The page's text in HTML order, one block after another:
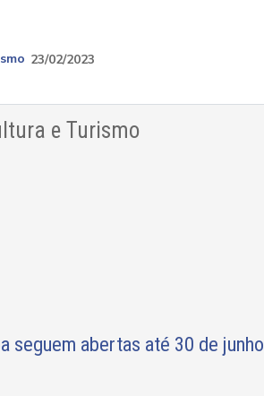
23/02/2023
e Turismo
seguem abertas até 30 de junho